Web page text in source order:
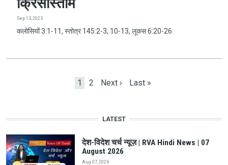
Sep 13, 2023
कलोसियों 3:1-11, स्तोत्र 145:2-3, 10-13, लूकस 6:20-26
Current page
1 Page
2 Next page
Next › Last page
Last »
LATEST
देश-विदेश चर्च न्यूज़ | RVA Hindi News | 07
August 2026
Aug 07, 2026